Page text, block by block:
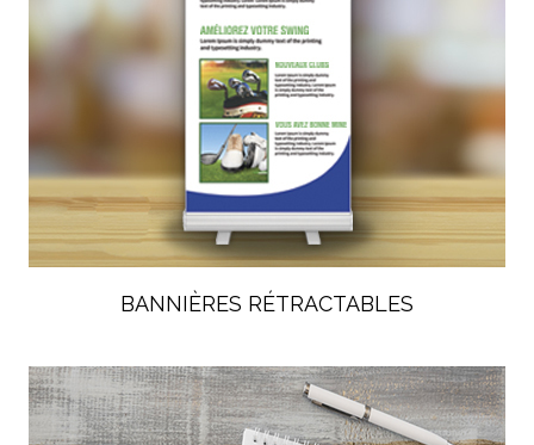
BANNIÈRES RÉTRACTABLES